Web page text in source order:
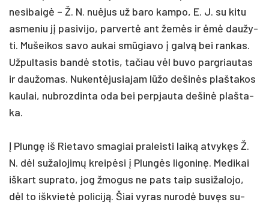
ne­si­baigė – Ž. N. nu­ėjus už ba­ro kam­po, E. J. su ki­tu
as­me­niu jį pa­si­vi­jo, par­vertė ant žemės ir ėmė dau­žy­
ti. Mu­šei­kos sa­vo au­kai smūgia­vo į galvą bei ran­kas.
Už­pul­ta­sis bandė sto­tis, ta­čiau vėl bu­vo par­griau­tas
ir dau­žo­mas. Nu­kentė­ju­sia­jam lūžo de­šinės plaš­ta­kos
kau­lai, nu­broz­din­ta oda bei per­pjau­ta de­šinė plaš­ta­
ka.
Į Plungę iš Rie­ta­vo sma­giai pra­leis­ti laiką at­vykęs Ž.
N. dėl su­ža­lo­jimų kreipė­si į Plungės li­go­ninę. Me­di­kai
iš­kart su­pra­to, jog žmo­gus ne pa­ts taip su­si­ža­lo­jo,
dėl to išk­vietė po­li­ciją. Šiai vy­ras nu­rodė buvęs su­